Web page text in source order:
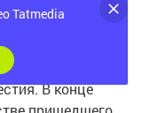
казалась
В конце
Tatmedia